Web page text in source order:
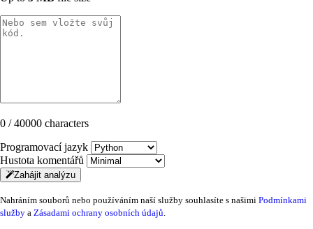
0 / 40000 characters
Programovací jazyk
Hustota komentářů
Zahájit analýzu
Nahráním souborů nebo používáním naší služby souhlasíte s našimi Podmínkami
služby a Zásadami ochrany osobních údajů.